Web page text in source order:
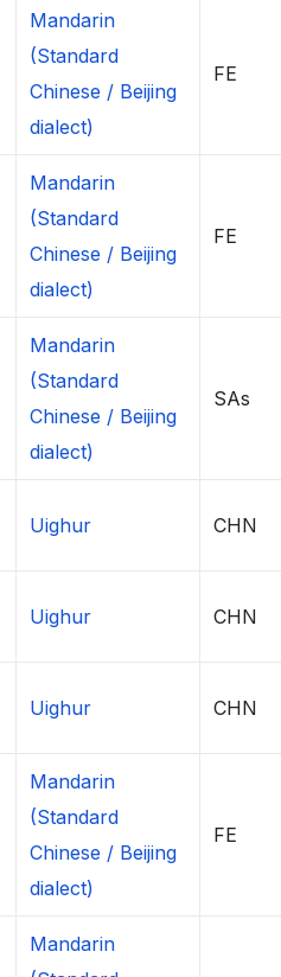
Mandarin
(Standard
Chinese / Beijing
dialect)
FE
Mandarin
(Standard
Chinese / Beijing
dialect)
FE
Mandarin
(Standard
Chinese / Beijing
dialect)
SAs
Uighur CHN
Uighur CHN
Uighur CHN
Mandarin
(Standard
Chinese / Beijing
dialect)
FE
Mandarin